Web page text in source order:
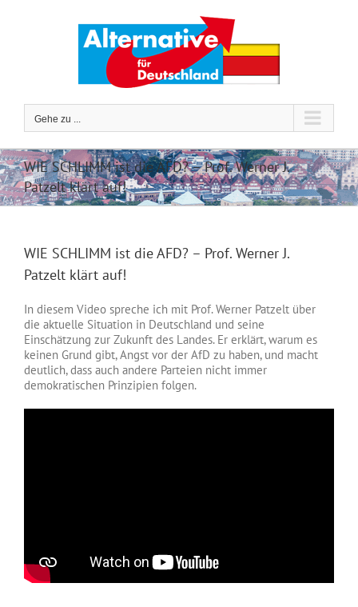
Gehe zu ...
WIE SCHLIMM ist die AFD? – Prof. Werner J.
Patzelt klärt auf!
WIE SCHLIMM ist die AFD? – Prof. Werner J.
Patzelt klärt auf!
In diesem Video spreche ich mit Prof. Werner Patzelt über
die aktuelle Situation in Deutschland und seine
Einschätzung zur Zukunft des Landes. Er erklärt, warum es
keinen Grund gibt, Angst vor der AfD zu haben, und macht
deutlich, dass auch andere Parteien nicht immer
demokratischen Prinzipien folgen.